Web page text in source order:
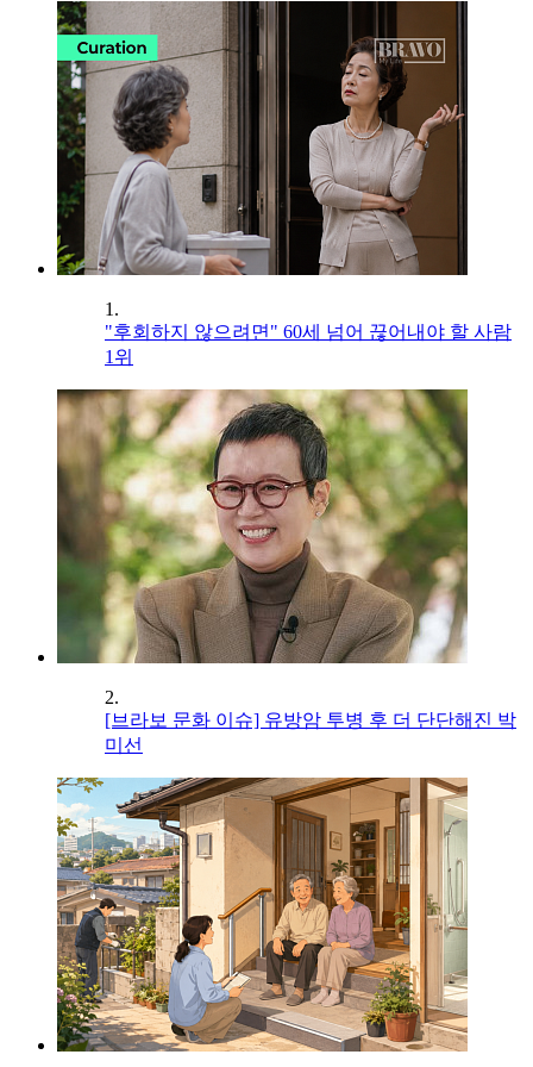
1.
"후회하지 않으려면" 60세 넘어 끊어내야 할 사람
1위
2.
[브라보 문화 이슈] 유방암 투병 후 더 단단해진 박
미선